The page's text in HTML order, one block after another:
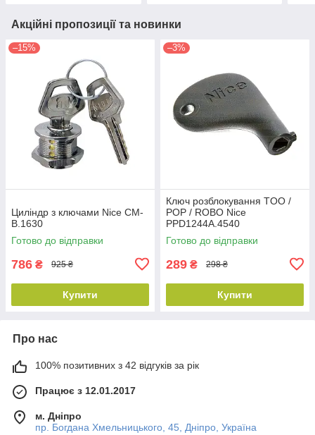
Акційні пропозиції та новинки
–15%
Циліндр з ключами Nice CM-
B.1630
Готово до відправки
786 ₴ 925 ₴
Купити
–3%
Ключ розблокування TOO /
POP / ROBO Nice
PPD1244A.4540
Готово до відправки
289 ₴ 298 ₴
Купити
Про нас
100% позитивних з 42 відгуків за рік
Працює з 12.01.2017
м. Дніпро
пр. Богдана Хмельницького, 45, Дніпро, Україна